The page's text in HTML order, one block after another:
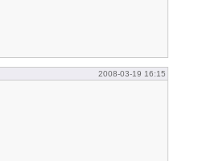
2008-03-19 16:15